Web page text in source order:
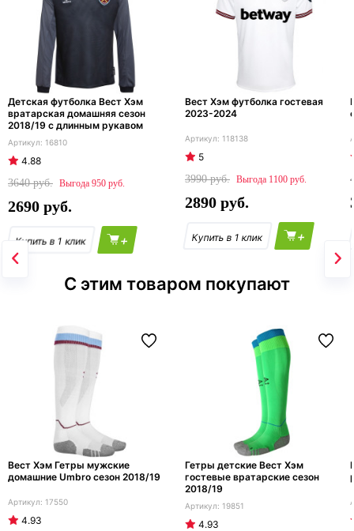
Детская футболка Вест Хэм
вратарская домашняя сезон
2018/19 с длинным рукавом
16810
4.88
3640
950
2690
+
Вест Хэм футболка гостевая
2023-2024
118138
5
3990
1100
2890
+
С этим товаром покупают
Вест Хэм Гетры мужские
домашние Umbro сезон 2018/19
17550
4.93
Гетры детские Вест Хэм
гостевые вратарские сезон
2018/19
19851
4.93